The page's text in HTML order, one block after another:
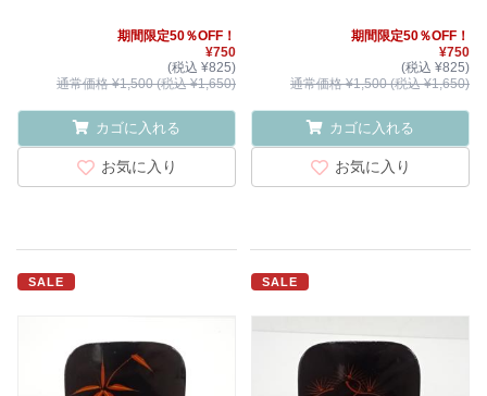
期間限定50％OFF！
¥750
(税込 ¥825)
通常価格 ¥1,500 (税込 ¥1,650)
カゴに入れる
お気に入り
期間限定50％OFF！
¥750
(税込 ¥825)
通常価格 ¥1,500 (税込 ¥1,650)
カゴに入れる
お気に入り
SALE SALE